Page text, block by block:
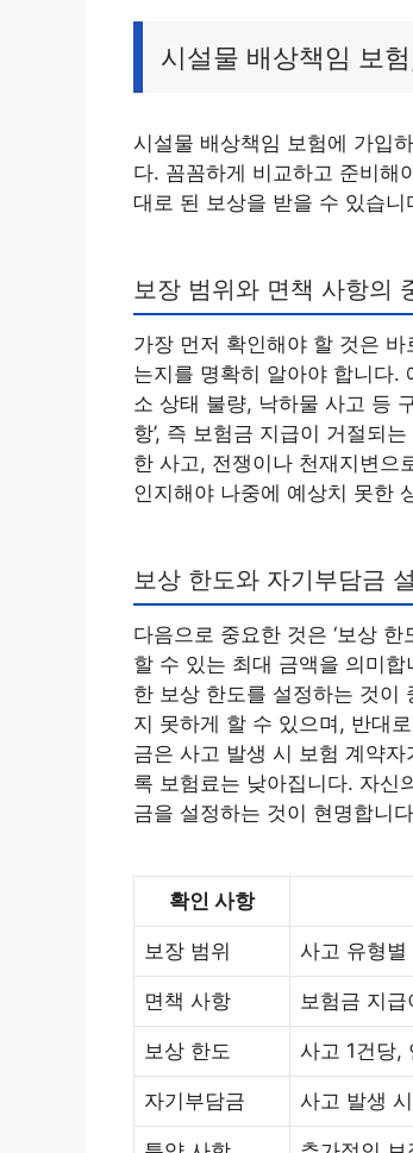
시설물 배상책임 보
시설물 배상책임 보험에 가입
다. 꼼꼼하게 비교하고 준비해
대로 된 보상을 받을 수 있습니
보장 범위와 면책 사항의
가장 먼저 확인해야 할 것은 바
는지를 명확히 알아야 합니다.
소 상태 불량, 낙하물 사고 등
항’, 즉 보험금 지급이 거절되
한 사고, 전쟁이나 천재지변으
인지해야 나중에 예상치 못한
보상 한도와 자기부담금
다음으로 중요한 것은 ‘보상 한
할 수 있는 최대 금액을 의미
한 보상 한도를 설정하는 것이
지 못하게 할 수 있으며, 반대
금은 사고 발생 시 보험 계약
록 보험료는 낮아집니다. 자신
금을 설정하는 것이 현명합니
확인 사항
보장 범위 사고 유형
면책 사항 보험금 지
보상 한도 사고 1건당,
자기부담금 사고 발생